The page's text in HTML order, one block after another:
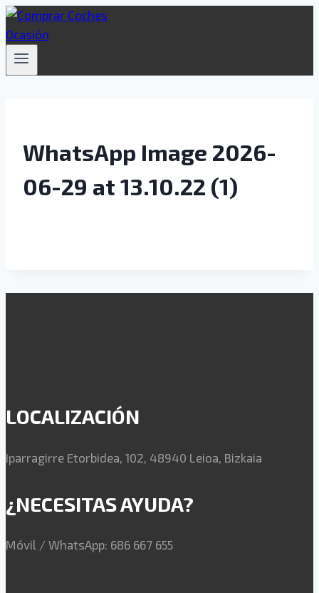
Saltar
al
contenido
WhatsApp Image 2026-
06-29 at 13.10.22 (1)
LOCALIZACIÓN
Iparragirre Etorbidea, 102, 48940 Leioa, Bizkaia
¿NECESITAS AYUDA?
Móvil / WhatsApp: 686 667 655